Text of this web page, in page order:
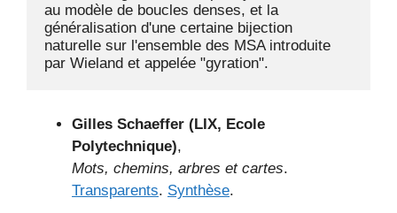
au modèle de boucles denses, et la
généralisation d'une certaine bijection
naturelle sur l'ensemble des MSA introduite
par Wieland et appelée "gyration".
Gilles Schaeffer (LIX, Ecole
Polytechnique),
Mots, chemins, arbres et cartes.
Transparents. Synthèse.